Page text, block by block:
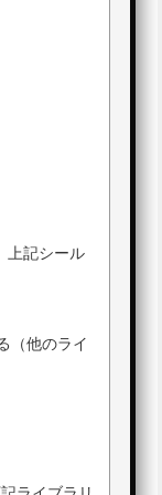
上記シール
（他のライ